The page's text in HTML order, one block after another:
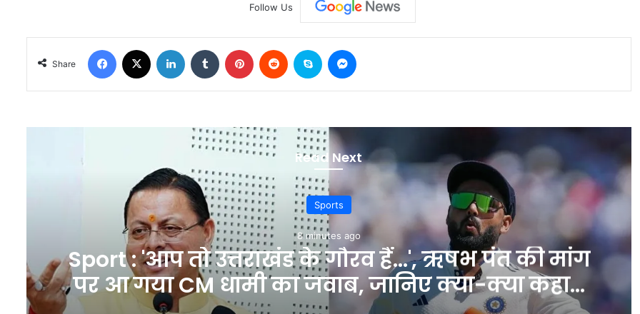
Follow Us
Share
Read Next
Sports
8 minutes ago
Sport : 'आप तो उत्तराखंड के गौरव हैं…', ऋषभ पंत की मांग
पर आ गया CM धामी का जवाब, जानिए क्या-क्या कहा…